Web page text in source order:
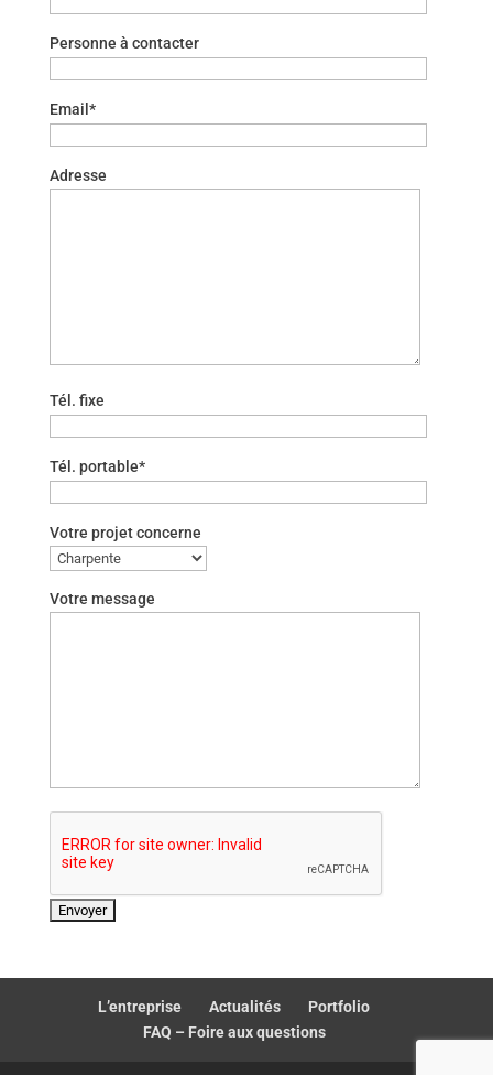
Personne à contacter
Email*
Adresse
Tél. fixe
Tél. portable*
Votre projet concerne
Votre message
L’entreprise Actualités
Portfolio
FAQ – Foire aux questions